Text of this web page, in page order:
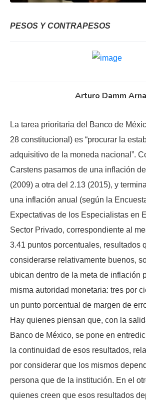
PESOS Y CONTRAPESOS
Arturo Damm
La tarea prioritaria del Banco de
28 constitucional) es “procurar la
adquisitivo de la moneda nacional”.
Carstens pasamos de una inflación
(2009) a otra del 2.13 (2015), y
una inflación anual (según la
Expectativas de los Especialistas en
Sector Privado, correspondiente al
3.41 puntos porcentuales, resultados
considerarse relativamente buenos,
ubican dentro de la meta de inflación
misma autoridad monetaria: tres por
un punto porcentual de margen de
Hay quienes piensan que, con la
Banco de México, se pone en
la continuidad de esos resultados,
por considerar que los mismos
persona que de la institución. En el
quienes creen que esos resultados